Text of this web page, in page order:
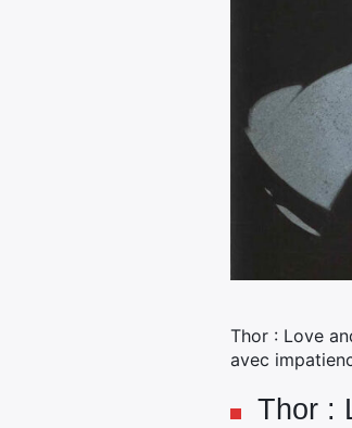
Thor : Love
avec
Thor :